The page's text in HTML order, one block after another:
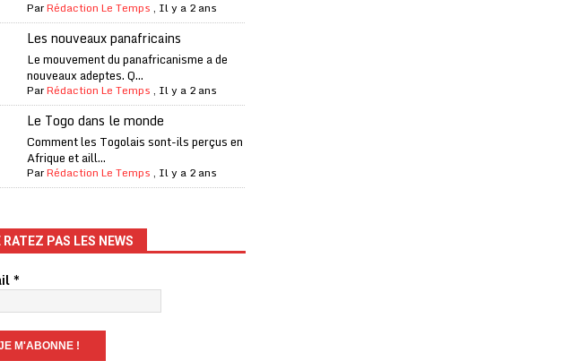
sur le contre-la-
LA UNE
envoyé à un proche
UNE
dollars A LA UNE
ParRédaction Le Temps , Il y a 2 ans
Les nouveaux panafricains
Le mouvement du panafricanisme a de
nouveaux adeptes. Q...
ParRédaction Le Temps , Il y a 2 ans
Le Togo dans le monde
Comment les Togolais sont-ils perçus en
Afrique et aill...
ParRédaction Le Temps , Il y a 2 ans
RATEZ PAS LES NEWS
*